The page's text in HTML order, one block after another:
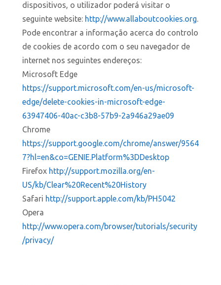
dispositivos, o utilizador poderá visitar o
seguinte website: http://www.allaboutcookies.org.
Pode encontrar a informação acerca do controlo
de cookies de acordo com o seu navegador de
internet nos seguintes endereços:
Microsoft Edge
https://support.microsoft.com/en-us/microsoft-
edge/delete-cookies-in-microsoft-edge-
63947406-40ac-c3b8-57b9-2a946a29ae09
Chrome
https://support.google.com/chrome/answer/9564
7?hl=en&co=GENIE.Platform%3DDesktop
Firefox http://support.mozilla.org/en-
US/kb/Clear%20Recent%20History
Safari http://support.apple.com/kb/PH5042
Opera
http://www.opera.com/browser/tutorials/security
/privacy/